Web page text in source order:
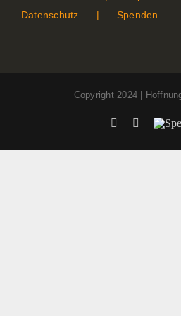
Datenschutz
Spenden
Copyright 2024 |
Facebook